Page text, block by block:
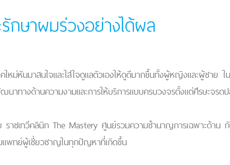
กษาผมร่วงอย่างได้ผล
หม่หันมาสนใจและใส่ใจดูแลตัวเองให้ดูดีมากขึ้นทั้งผู้หญิงและผู้ชาย
ทางด้านความงามและการให้บริการแบบครบวงจรตั้งแต่ศีรษะจรดป
าชเทวีคลินิก The Mastery ศูนย์รวมความชำนาญการเฉพาะด้าน
แพทย์ผู้เชี่ยวชาญในทุกปัญหาที่เกิดขึ้น